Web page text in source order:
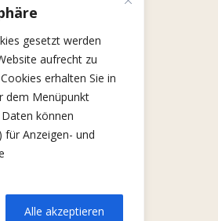
gesetzt werden
aufrecht zu
erhalten Sie in
dem Menüpunkt
können
für Anzeigen- und
Alle akzeptieren